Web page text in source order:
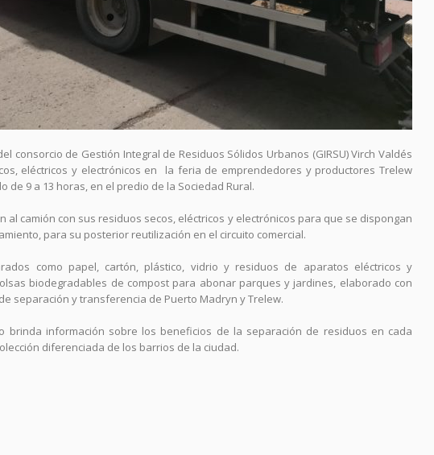
consorcio de Gestión Integral de Residuos Sólidos Urbanos (GIRSU) Virch Valdés
eléctricos y electrónicos en la feria de emprendedores y productores Trelew
9 a 13 horas, en el predio de la Sociedad Rural.
al camión con sus residuos secos, eléctricos y electrónicos para que se dispongan
para su posterior reutilización en el circuito comercial.
como papel, cartón, plástico, vidrio y residuos de aparatos eléctricos y
biodegradables de compost para abonar parques y jardines, elaborado con
separación y transferencia de Puerto Madryn y Trelew.
brinda información sobre los beneficios de la separación de residuos en cada
diferenciada de los barrios de la ciudad.